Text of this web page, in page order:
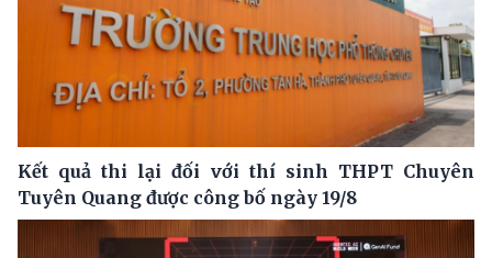
Kết quả thi lại đối với thí sinh THPT Chuyên
Tuyên Quang được công bố ngày 19/8